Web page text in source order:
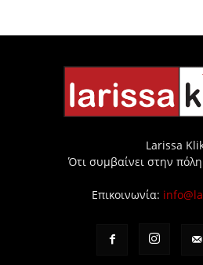
Larissa
Ότι συμβαίνει στην
Επικοινωνία: